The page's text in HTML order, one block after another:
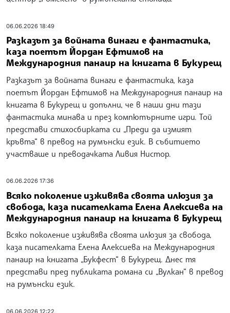
продаваните на тазгодишното издание на
Книги от български автори са били сред най-
продаваните на тазгодишното издание на
Букурещ, съобщиха за БТА организаторите. Страната
ни бе почетен гост на най-голямото литературно
събитие в румънската столица, което приключи днес.
07.06.2026 17:24
С книга за българите в Извоареле и с домашна
С представяне на книга за българите в Извоареле
завърши участието ни на Международния панаир на
книгата „Букфест“ в Букурещ. В събитието, което
премина при изключителен интерес на щанда на
България в изложбения център „Ромекспо“, участваха
авторката - Бианка Василе и Адриана Купча.
07.06.2026 14:44
една книга, толкова по-щастлив живот има